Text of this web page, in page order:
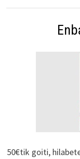
50€tik goiti,